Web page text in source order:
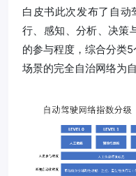
白皮书此次发布了自动
行、感知、分析、决策
的参与程度，综合分类
场景的完全自治网络为